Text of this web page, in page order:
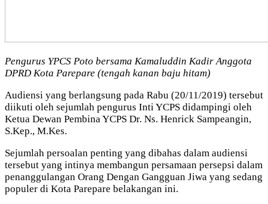
Pengurus YPCS Poto bersama Kamaluddin Kadir Anggota
DPRD Kota Parepare (tengah kanan baju hitam)
Audiensi yang berlangsung pada Rabu (20/11/2019) tersebut
diikuti oleh sejumlah pengurus Inti YCPS didampingi oleh
Ketua Dewan Pembina YCPS Dr. Ns. Henrick Sampeangin,
S.Kep., M.Kes.
Sejumlah persoalan penting yang dibahas dalam audiensi
tersebut yang intinya membangun persamaan persepsi dalam
penanggulangan Orang Dengan Gangguan Jiwa yang sedang
populer di Kota Parepare belakangan ini.